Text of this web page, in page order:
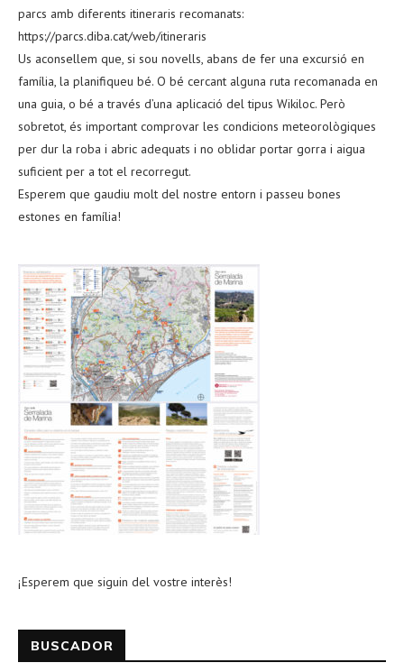
parcs amb diferents itineraris recomanats:
https://parcs.diba.cat/web/itineraris
Us aconsellem que, si sou novells, abans de fer una excursió en
família, la planifiqueu bé. O bé cercant alguna ruta recomanada en
una guia, o bé a través d’una aplicació del tipus Wikiloc. Però
sobretot, és important comprovar les condicions meteorològiques
per dur la roba i abric adequats i no oblidar portar gorra i aigua
suficient per a tot el recorregut.
Esperem que gaudiu molt del nostre entorn i passeu bones
estones en família!
¡Esperem que siguin del vostre interès!
BUSCADOR